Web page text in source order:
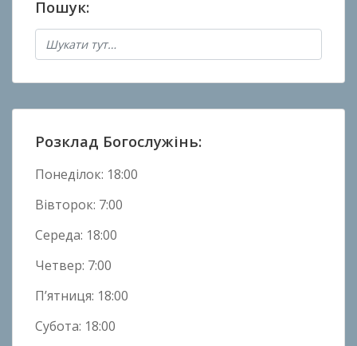
а
н
о
и
н
Пошук:
Розклад Богослужінь:
Понеділок: 18:00
Вівторок: 7:00
Середа: 18:00
Четвер: 7:00
П’ятниця: 18:00
Субота: 18:00